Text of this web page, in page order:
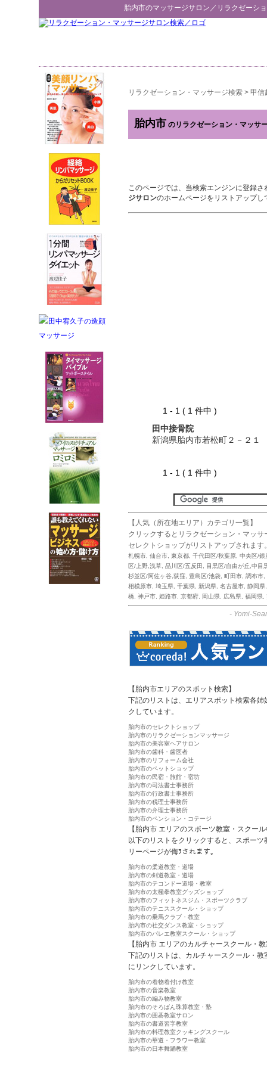
胎内市のマッサージサロン／ リラクゼーシ
リラクゼーション・マッサージ検索 > 甲信
胎内市 のリラクゼーション・マッサ
このページでは、当検索エンジンに登録さ
ジサロンのホームページをリストアップし
1 - 1 ( 1 件中 )
田中接骨院
新潟県胎内市若松町２－２１
1 - 1 ( 1 件中 )
【人気（所在地エリア）カテゴリ一覧】
クリックするとリラクゼーション・マッ
セレクトショップがリストアップされます
札幌市 仙台市 東京都 千代田区/秋葉原 中央区/銀
区/上野,浅草 品川区/五反田
目黒区/自由が丘,中目
杉並区/阿佐ヶ谷,荻窪
豊島区/池袋 町田市 調布市
相模原市 埼玉県 千葉県 新潟県 名古屋市 静岡県
橋 神戸市 姫路市 京都府 岡山県 広島県 福岡県
- Yomi-
【胎内市エリアのスポット検索】
下記のリストは、エリアスポット検索各
クしています。
胎内市のセレクトショップ
胎内市のリラクゼーションマッサージ
胎内市の美容室ヘアサロン
胎内市の歯科・歯医者
胎内市のリフォーム会社
胎内市のペットショップ
胎内市の民宿・旅館・宿坊
胎内市の司法書士事務所
胎内市の行政書士事務所
胎内市の税理士事務所
胎内市の弁理士事務所
胎内市のペンション・コテージ
【胎内市 エリアのスポーツ教室・スクー
以下のリストをクリックすると、スポー
リーページが侮ｦされます。
胎内市の柔道教室・道場
胎内市の剣道教室・道場
胎内市のテコンドー道場・教室
胎内市の太極拳教室グッズショップ
胎内市のフィットネスジム・スポーツクラブ
胎内市のテニススクール・ショップ
胎内市の乗馬クラブ・教室
胎内市の社交ダンス教室・ショップ
胎内市のバレエ教室スクール・ショップ
【胎内市 エリアのカルチャースクール・
下記のリストは、カルチャースクール・
にリンクしています。
胎内市の着物着付け教室
胎内市の音楽教室
胎内市の編み物教室
胎内市のそろばん珠算教室・塾
胎内市の囲碁教室サロン
胎内市の書道習字教室
胎内市の料理教室クッキングスクール
胎内市の華道・フラワー教室
胎内市の日本舞踊教室